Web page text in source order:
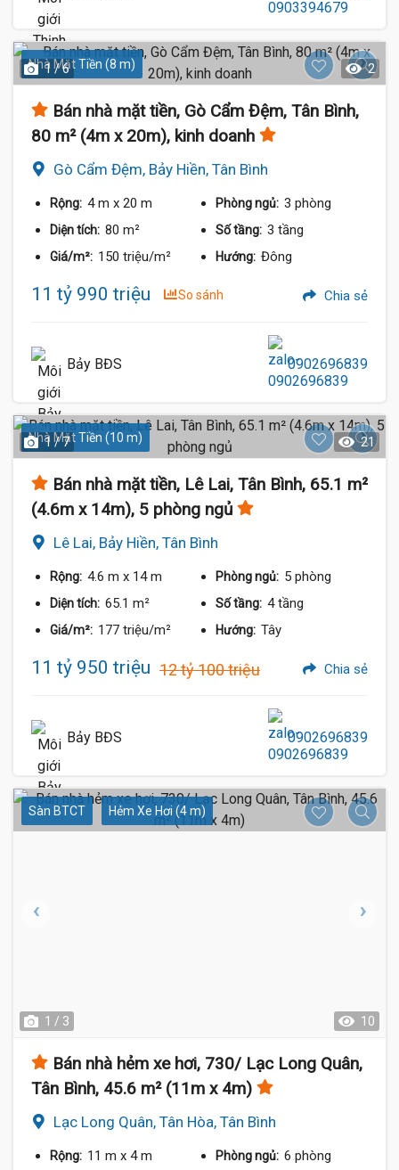
Nhà Mặt Tiền (8 m)
1 / 6 2
Bán nhà mặt tiền, Gò Cẩm Đệm, Tân Bình,
80 m² (4m x 20m), kinh doanh
Gò Cẩm Đệm, Bảy Hiền, Tân Bình
Rộng: 4 m x 20 m Phòng ngủ: 3 phòng
Diện tích: 80 m² Số tầng: 3 tầng
Giá/m²: 150 triệu/m² Hướng: Đông
11 tỷ 990 triệu So sánh Chia sẻ
Bảy BĐS 0902696839
Nhà Mặt Tiền (10 m)
1 / 7 21
Bán nhà mặt tiền, Lê Lai, Tân Bình, 65.1 m²
(4.6m x 14m), 5 phòng ngủ
Lê Lai, Bảy Hiền, Tân Bình
Rộng: 4.6 m x 14 m Phòng ngủ: 5 phòng
Diện tích: 65.1 m² Số tầng: 4 tầng
Giá/m²: 177 triệu/m² Hướng: Tây
11 tỷ 950 triệu 12 tỷ 100 triệu Chia sẻ
Bảy BĐS 0902696839
Sàn BTCT Hẻm Xe Hơi (4 m)
1 / 3 10
Bán nhà hẻm xe hơi, 730/ Lạc Long Quân,
Tân Bình, 45.6 m² (11m x 4m)
Lạc Long Quân, Tân Hòa, Tân Bình
Rộng: 11 m x 4 m Phòng ngủ: 6 phòng